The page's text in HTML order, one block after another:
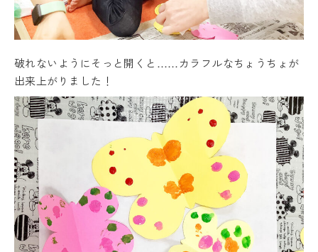
破れないようにそっと開くと……カラフルなちょうちょが
出来上がりました！